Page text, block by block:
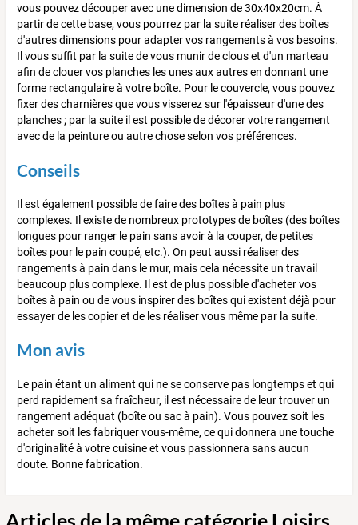
vous pouvez découper avec une dimension de 30x40x20cm. À
partir de cette base, vous pourrez par la suite réaliser des boîtes
d'autres dimensions pour adapter vos rangements à vos besoins.
Il vous suffit par la suite de vous munir de clous et d'un marteau
afin de clouer vos planches les unes aux autres en donnant une
forme rectangulaire à votre boîte. Pour le couvercle, vous pouvez
fixer des charnières que vous visserez sur l'épaisseur d'une des
planches ; par la suite il est possible de décorer votre rangement
avec de la peinture ou autre chose selon vos préférences.
Conseils
Il est également possible de faire des boîtes à pain plus
complexes. Il existe de nombreux prototypes de boîtes (des boîtes
longues pour ranger le pain sans avoir à la couper, de petites
boîtes pour le pain coupé, etc.). On peut aussi réaliser des
rangements à pain dans le mur, mais cela nécessite un travail
beaucoup plus complexe. Il est de plus possible d'acheter vos
boîtes à pain ou de vous inspirer des boîtes qui existent déjà pour
essayer de les copier et de les réaliser vous même par la suite.
Mon avis
Le pain étant un aliment qui ne se conserve pas longtemps et qui
perd rapidement sa fraîcheur, il est nécessaire de leur trouver un
rangement adéquat (boîte ou sac à pain). Vous pouvez soit les
acheter soit les fabriquer vous-même, ce qui donnera une touche
d'originalité à votre cuisine et vous passionnera sans aucun
doute. Bonne fabrication.
Articles de la même catégorie Loisirs